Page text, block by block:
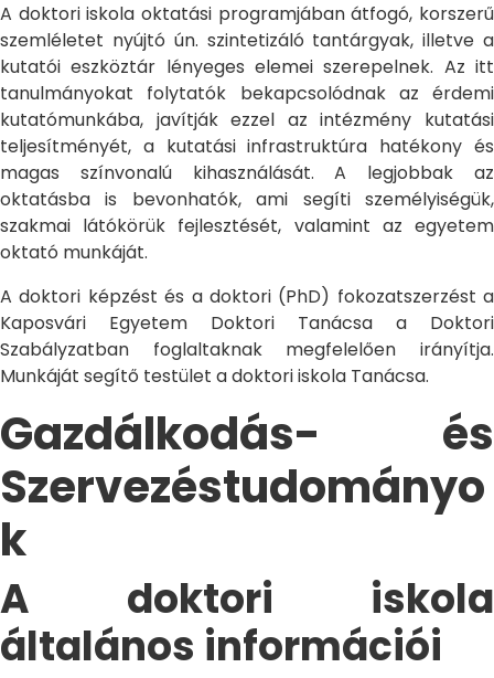
A doktori iskola oktatási programjában átfogó, korszerű
szemléletet nyújtó ún. szintetizáló tantárgyak, illetve a
kutatói eszköztár lényeges elemei szerepelnek. Az itt
tanulmányokat folytatók bekapcsolódnak az érdemi
kutatómunkába, javítják ezzel az intézmény kutatási
teljesítményét, a kutatási infrastruktúra hatékony és
magas színvonalú kihasználását. A legjobbak az
oktatásba is bevonhatók, ami segíti személyiségük,
szakmai látókörük fejlesztését, valamint az egyetem
oktató munkáját.
A doktori képzést és a doktori (PhD) fokozatszerzést a
Kaposvári Egyetem Doktori Tanácsa a Doktori
Szabályzatban foglaltaknak megfelelően irányítja.
Munkáját segítő testület a doktori iskola Tanácsa.
Gazdálkodás- és
Szervezéstudományo
k
A doktori iskola
általános információi